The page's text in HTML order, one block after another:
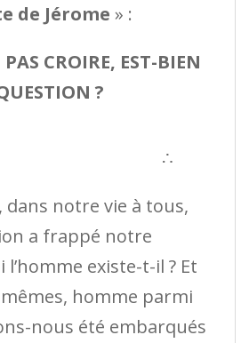
de Jérome » :
CROIRE, EST-BIEN
?
notre vie à tous,
a frappé notre
existe-t-il ? Et
homme parmi
nous été embarqués